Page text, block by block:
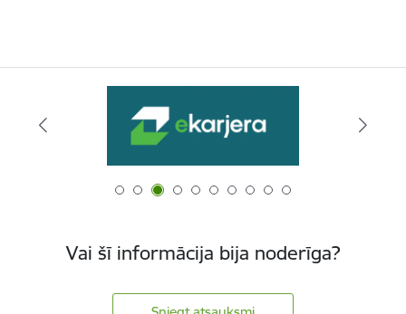
Vai šī informācija bija noderīga?